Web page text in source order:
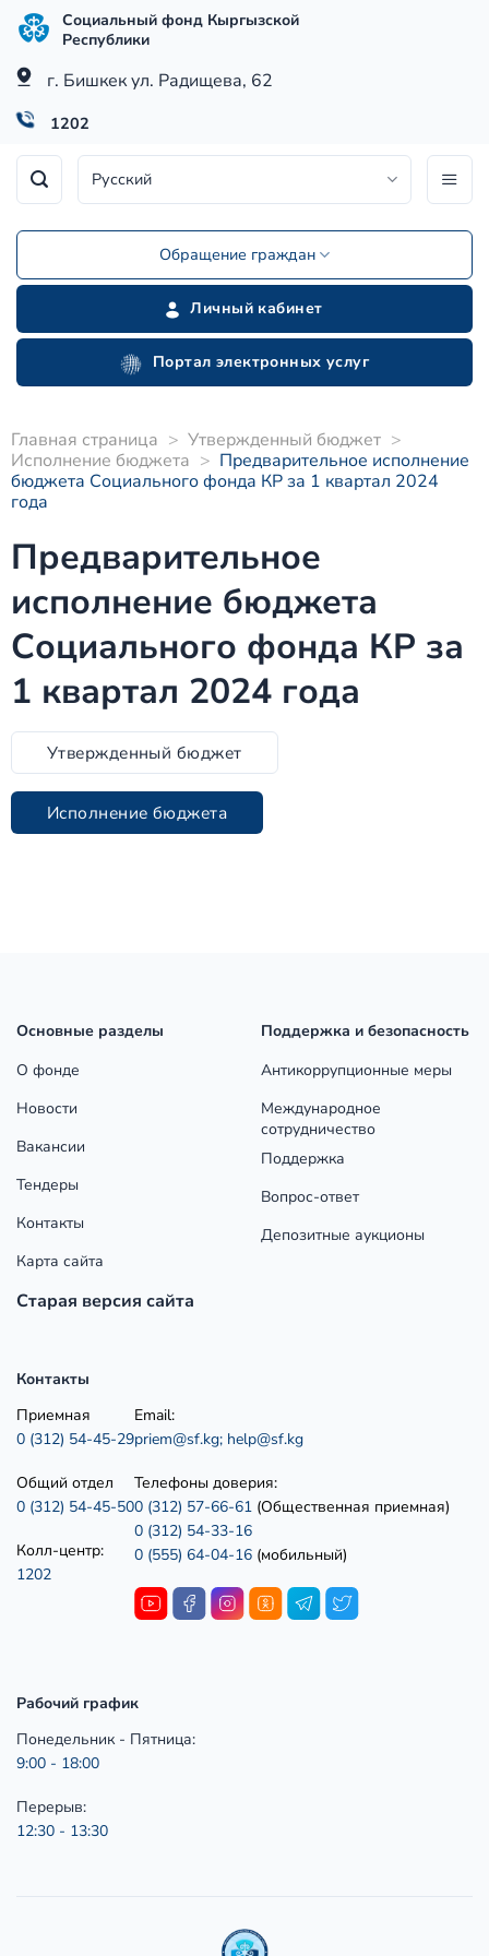
Skip
content
Социальный фонд Кыргызской
Республики
г. Бишкек ул. Радищева, 62
1202
Русский
Обращение граждан
Личный кабинет
Портал электронных услуг
Главная страница > Утвержденный бюджет >
Исполнение бюджета > Предварительное исполнение
бюджета Социального фонда КР за 1 квартал 2024
года
Предварительное
исполнение бюджета
Социального фонда КР за
1 квартал 2024 года
Утвержденный бюджет
Исполнение бюджета
Основные разделы
О фонде
Новости
Вакансии
Тендеры
Контакты
Карта сайта
Старая версия сайта
Поддержка и безопасность
Антикоррупционные меры
Международное
сотрудничество
Поддержка
Вопрос-ответ
Депозитные аукционы
Контакты
Приемная
0 (312) 54-45-29
Общий отдел
0 (312) 54-45-50
Колл-центр:
1202
Email:
priem@sf.kg; help@sf.kg
Телефоны доверия:
0 (312) 57-66-61 (Общественная приемная)
0 (312) 54-33-16
0 (555) 64-04-16 (мобильный)
Рабочий график
Понедельник - Пятница:
9:00 - 18:00
Перерыв:
12:30 - 13:30